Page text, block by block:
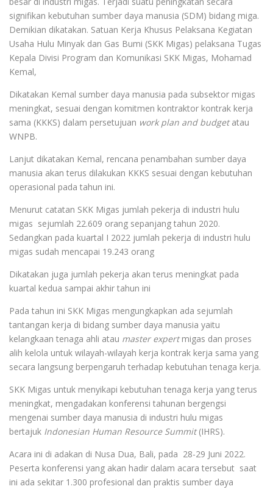
signifikan kebutuhan sumber daya manusia (SDM) bidang miga.
Demikian dikatakan. Satuan Kerja Khusus Pelaksana Kegiatan
Usaha Hulu Minyak dan Gas Bumi (SKK Migas) pelaksana Tugas
Kepala Divisi Program dan Komunikasi SKK Migas, Mohamad
Kemal,
Dikatakan Kemal sumber daya manusia pada subsektor migas
meningkat, sesuai dengan komitmen kontraktor kontrak kerja
sama (KKKS) dalam persetujuan work plan and budgetatau
WNPB.
Lanjut dikatakan Kemal, rencana penambahan sumber daya
manusia akan terus dilakukan KKKS sesuai dengan kebutuhan
operasional pada tahun ini.
Menurut catatan SKK Migas jumlah pekerja di industri hulu
migas sejumlah 22.609 orang sepanjang tahun 2020.
Sedangkan pada kuartal I 2022 jumlah pekerja di industri hulu
migas sudah mencapai 19.243 orang
Dikatakan juga jumlah pekerja akan terus meningkat pada
kuartal kedua sampai akhir tahun ini
Pada tahun ini SKK Migas mengungkapkan ada sejumlah
tantangan kerja di bidang sumber daya manusia yaitu
kelangkaan tenaga ahli atau master expertmigas dan proses
alih kelola untuk wilayah-wilayah kerja kontrak kerja sama yang
secara langsung berpengaruh terhadap kebutuhan tenaga kerja.
SKK Migas untuk menyikapi kebutuhan tenaga kerja yang terus
meningkat, mengadakan konferensi tahunan bergengsi
mengenai sumber daya manusia di industri hulu migas
bertajuk Indonesian Human Resource Summit(IHRS).
Acara ini di adakan di Nusa Dua, Bali, pada 28-29 Juni 2022.
Peserta konferensi yang akan hadir dalam acara tersebut saat
ini ada sekitar 1.300 profesional dan praktis sumber daya